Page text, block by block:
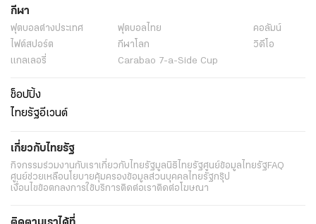
กีฬา
ฟุตบอลต่่างประเทศ ฟุตบอลไทย
คอลัมน์
ไฟต์สปอร์ต
กีฬาโลก
วิดีโอ
แกลเลอรี่
Carabao 7-a-Side Cup
ช็อปปิ้ง
ไทยรัฐอีเวนต์
เกี่ยวกับไทยรัฐ
กิจกรรมร่วมงานกับเราเกี่ยวกับไทยรัฐมูลนิธิไทยรัฐศูนย์ข้อมูลไทยรัฐFAQ
ศูนย์ช่วยเหลือนโยบายคุ้มครองข้อมูลส่วนบุคคลไทยรัฐกรุ๊ป
เงื่อนไขข้อตกลงการใช้บริการติดต่อเราติดต่อโฆษณา